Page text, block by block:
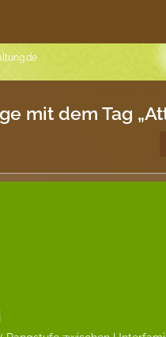
mit dem Tag